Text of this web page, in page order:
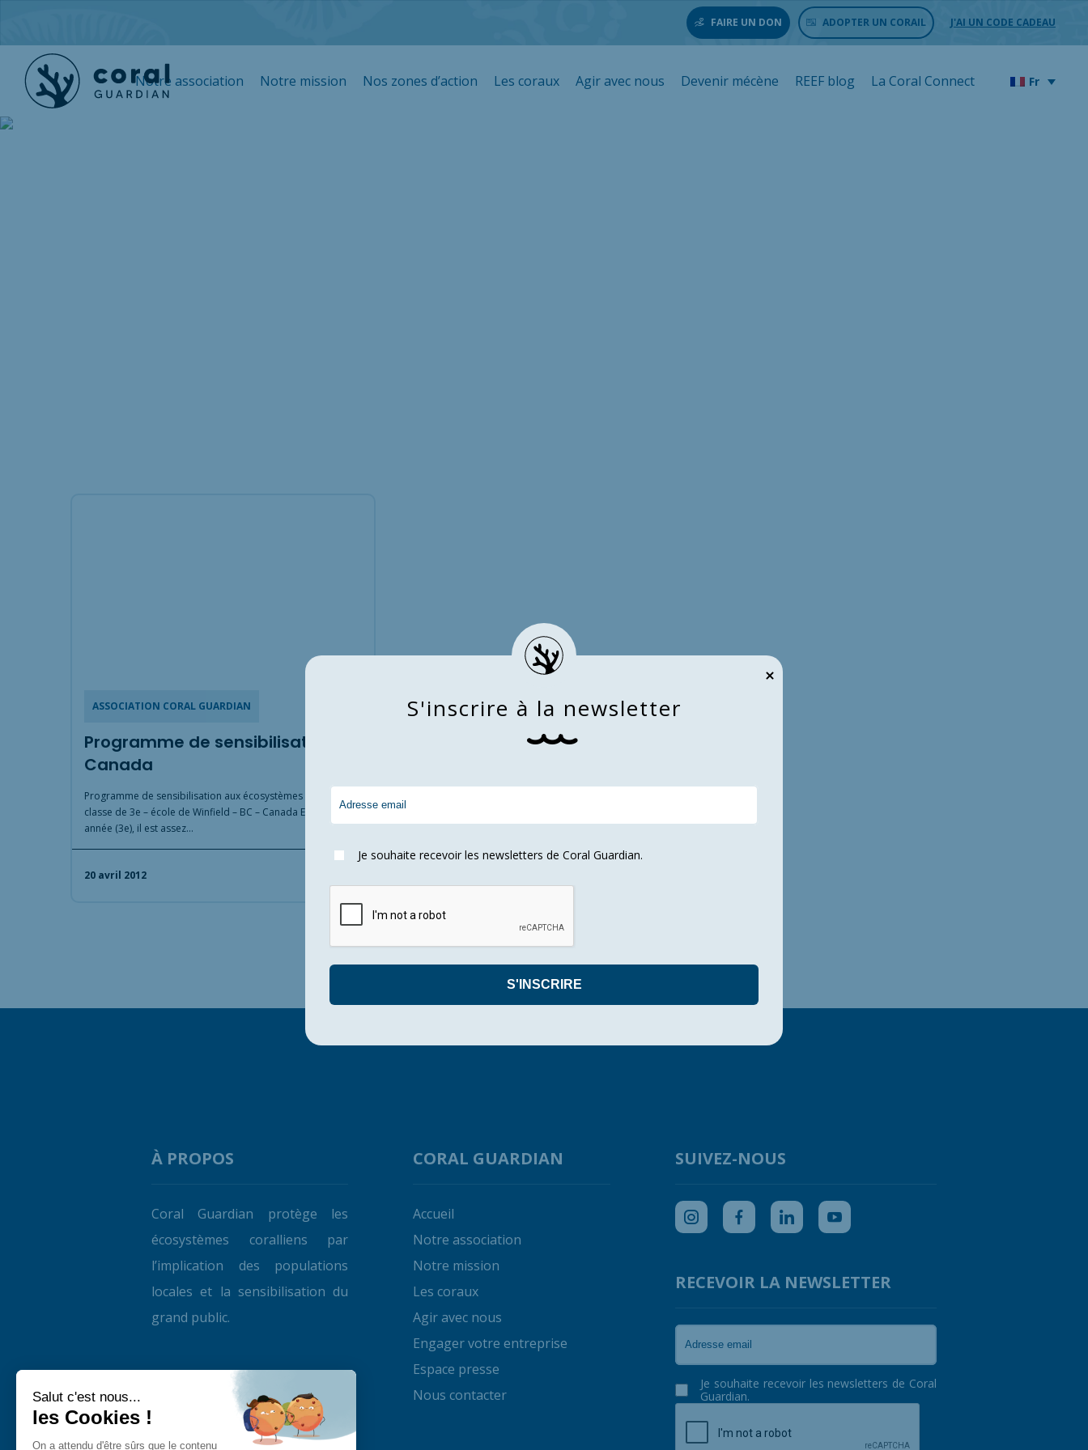
S'inscrire à la newsletter
Je souhaite recevoir les newsletters de Coral Guardian.
FAIRE UN DON ADOPTER UN CORAIL J'AI UN CODE CADEAU
Fr
Notre association Notre mission Nos zones d’action Les coraux Agir avec nous Devenir mécène REEF blog La Coral Connect
ASSOCIATION CORAL GUARDIAN
Programme de sensibilisation –
Canada
Programme de sensibilisation aux écosystèmes coralliens –
classe de 3e – école de Winfield – BC – Canada En 9ème
année (3e), il est assez…
20 avril 2012
À PROPOS
Coral Guardian protège les
écosystèmes coralliens par
l’implication des populations
locales et la sensibilisation du
grand public.
CORAL GUARDIAN
Accueil
Notre association
Notre mission
Les coraux
Agir avec nous
Engager votre entreprise
Espace presse
Nous contacter
SUIVEZ-NOUS
RECEVOIR LA NEWSLETTER
Je souhaite recevoir les newsletters de Coral
Guardian.